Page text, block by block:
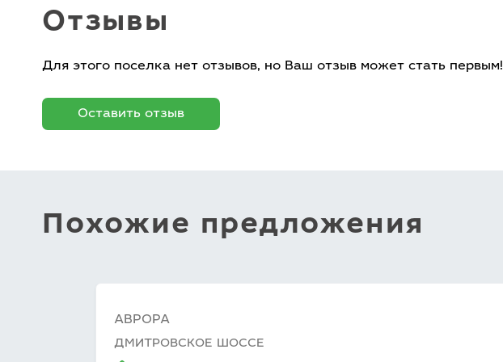
Отзывы
Для этого поселка нет отзывов, но Ваш отзыв может стать первым!
Оставить отзыв
Похожие предложения
АВРОРА
ДМИТРОВСКОЕ ШОССЕ